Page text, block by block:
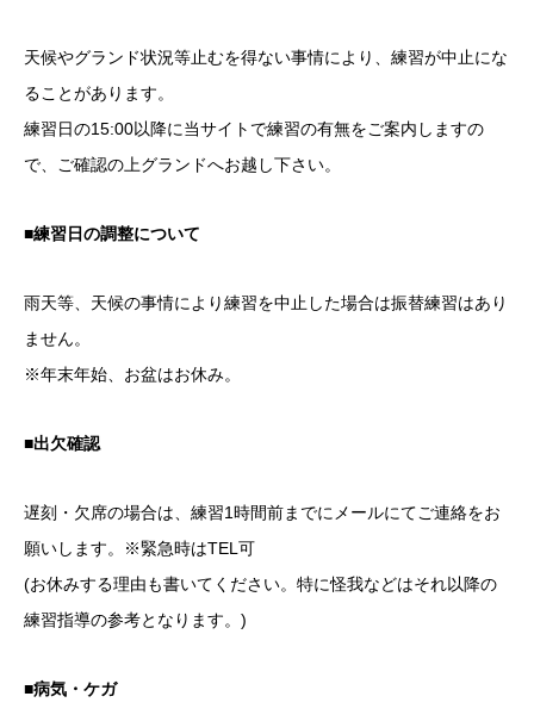
天候やグランド状況等止むを得ない事情により、練習が中止にな
ることがあります。
練習日の15:00以降に当サイトで練習の有無をご案内しますの
で、ご確認の上グランドへお越し下さい。
■練習日の調整について
雨天等、天候の事情により練習を中止した場合は振替練習はあり
ません。
※年末年始、お盆はお休み。
■出欠確認
遅刻・欠席の場合は、練習1時間前までにメールにてご連絡をお
願いします。※緊急時はTEL可
(お休みする理由も書いてください。特に怪我などはそれ以降の
練習指導の参考となります。)
■病気・ケガ